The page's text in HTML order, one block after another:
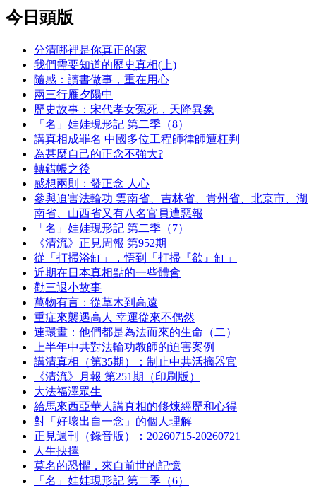
今日頭版
分清哪裡是你真正的家
我們需要知道的歷史真相(上)
隨感：讀書做事，重在用心
兩三行雁夕陽中
歷史故事：宋代孝女冤死，天降異象
「名」娃娃現形記 第二季（8）
講真相成罪名 中國多位工程師律師遭枉判
為甚麼自己的正念不強大?
轉錯帳之後
感想兩則：發正念 人心
參與迫害法輪功 雲南省、吉林省、貴州省、北京市、湖
南省、山西省又有八名官員遭惡報
「名」娃娃現形記 第二季（7）
《清流》正見周報 第952期
從「打掃浴缸」，悟到「打掃『欲』缸」
近期在日本真相點的一些體會
勸三退小故事
萬物有言：從草木到高遠
重症來襲遇高人 幸運從來不偶然
連環畫：他們都是為法而來的生命（二）
上半年中共對法輪功教師的迫害案例
講清真相（第35期）：制止中共活摘器官
《清流》月報 第251期（印刷版）
大法福澤眾生
給馬來西亞華人講真相的修煉經歷和心得
對「好壞出自一念」的個人理解
正見週刊（錄音版）：20260715-20260721
人生抉擇
莫名的恐懼，來自前世的記憶
「名」娃娃現形記 第二季（6）